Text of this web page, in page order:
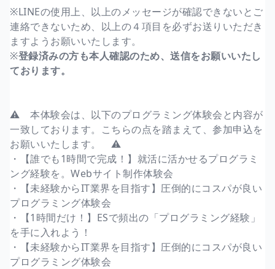
※LINEの使用上、以上のメッセージが確認できないとご
連絡できないため、以上の４項目を必ずお送りいただき
ますようお願いいたします。
※登録済みの方も本人確認のため、送信をお願いいたし
ております。
⚠️ 本体験会は、以下のプログラミング体験会と内容が
一致しております。こちらの点を踏まえて、参加申込を
お願いいたします。 ⚠️
・【誰でも1時間で完成！】就活に活かせるプログラミ
ング経験を。Webサイト制作体験会
・【未経験からIT業界を目指す】圧倒的にコスパが良い
プログラミング体験会
・【1時間だけ！】ESで頻出の「プログラミング経験」
を手に入れよう！
・【未経験からIT業界を目指す】圧倒的にコスパが良い
プログラミング体験会